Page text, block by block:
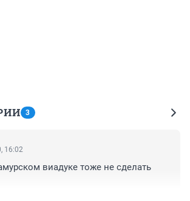
3
16:02
виадуке тоже не сделать